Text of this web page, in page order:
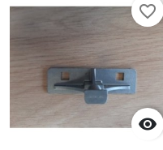

favorite_border